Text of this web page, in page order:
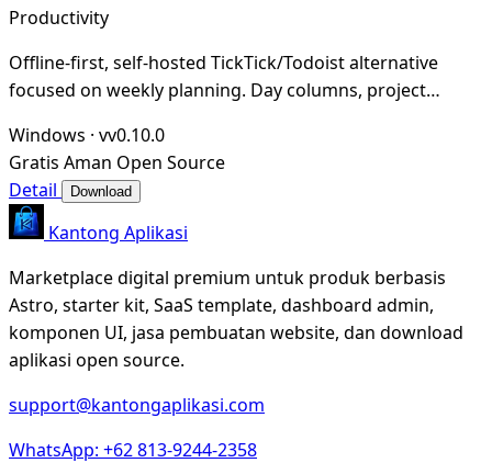
Productivity
Offline-first, self-hosted TickTick/Todoist alternative
focused on weekly planning. Day columns, project
Windows · vv0.10.0
Gratis Aman Open Source
Detail
Download
Kantong Aplikasi
Marketplace digital premium untuk produk berbasis
Astro, starter kit, SaaS template, dashboard admin,
komponen UI, jasa pembuatan website, dan download
aplikasi open source.
support@kantongaplikasi.com
WhatsApp: +62 813-9244-2358